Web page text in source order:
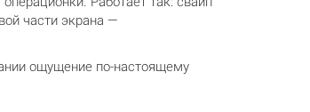
части экрана —
ощущение по-настоящему